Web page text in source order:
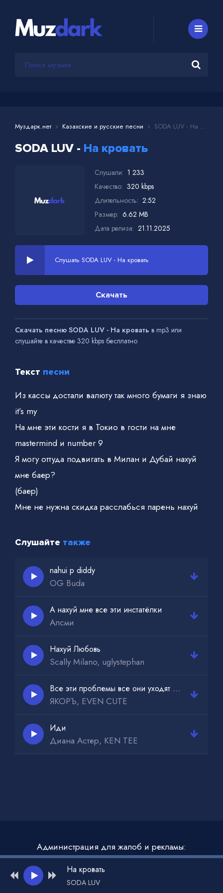
Муздарк.нет Казахские и русские песни SODA LUV - На кровать
SODA LUV - На кровать
Слушали: 1 233
Качество: 320 kbps
Длительность: 2:52
Размер: 6.62 MB
Дата релиза: 21.11.2025
Слушать SODA LUV - На кровать
Скачать
Скачать песню SODA LUV - На кровать в mp3 или
слушайте в качестве 320 kbps бесплатно
Текст песни
Из кассы достали валюту так много бумаги я знаю
it’s my
На мне эти кости я в Токио в гости на мне
mastermind и number 9
Я могу оттуда подвигать в Милан и Дубай нахуй
мне баер?
(баер)
Мне не нужна скидка расслабься парень нахуй
Малышка ты крутая
Они статисты ты не святая
Слушайте также
nahui p diddy
OG Buda
А нахуй мне все эти инстатёлки
Алсми
Нахуй Любовь
Scally Milano, uglystephan
Все эти проблемы все они уходят нахуй
ЯКОРЪ, EVEN CUTE
Иди
Диана Астер, KEN TEE
Администрация для жалоб и рекламы:
admin@muzdark.net
На кровать
SODA LUV